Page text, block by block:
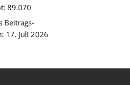
89.070
Beitrags-
17. Juli 2026